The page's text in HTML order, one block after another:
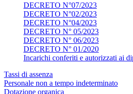
DECRETO N°07/2023
DECRETO N°02/2023
DECRETO N°04/2023
DECRETO N° 05/2023
DECRETO N° 06/2023
DECRETO N° 01/2020
Incarichi conferiti e autorizzati ai
Tassi di assenza
Personale non a tempo indeterminato
Dotazione organica